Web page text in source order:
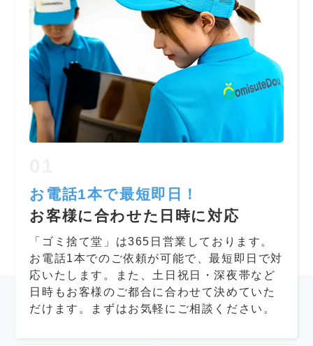
お電話1本で最短即日！
お客様に合わせた日時に対応
「ゴミ捨て堂」は365日営業しております。
お電話1本でのご依頼が可能で、最短即日で対
応いたします。また、土日祝日・深夜帯など
日時もお客様のご都合に合わせて決めていた
だけます。まずはお気軽にご相談ください。